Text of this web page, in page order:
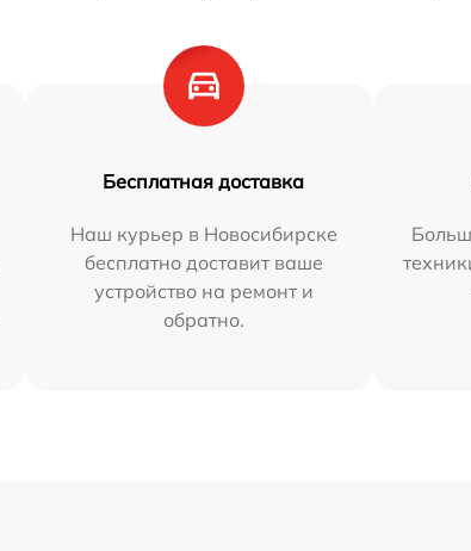
Бесплатная доставка
Наш курьер в Новосибирске
бесплатно доставит ваше
устройство на ремонт и
обратно.